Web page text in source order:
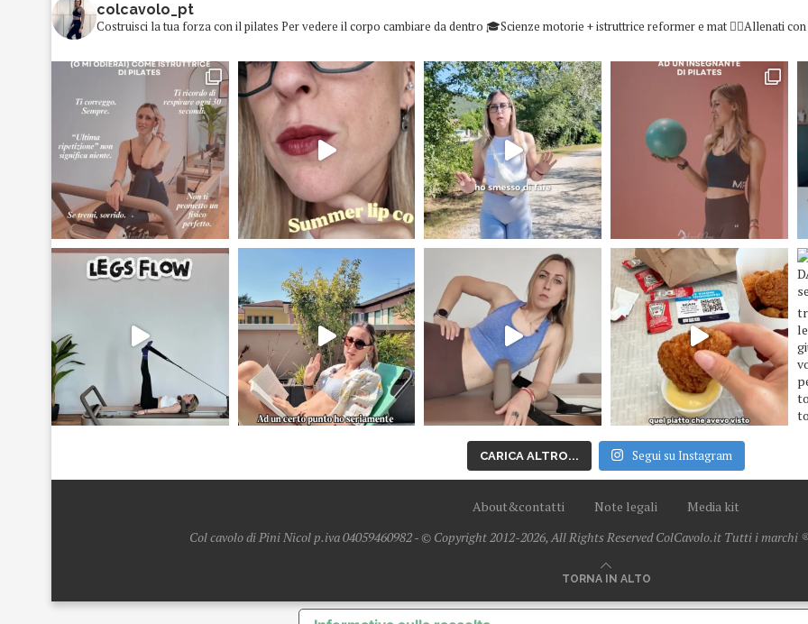
colcavolo_pt
Costruisci la tua forza con il pilates Per vedere il corpo cambiare da dentro 🎓Scienze motorie + istruttrice reformer e mat 👇🏻Allenati
CARICA ALTRO... Segui su Instagram
About&contatti Note legali
Media kit
Col cavolo di Pini Nicol p.iva 04059460982 - © Copyright 2012-2026, All Rights Reserved ColCavolo.it Tutti i
TORNA IN ALTO